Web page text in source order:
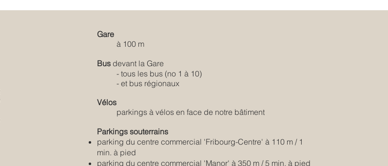
Gare
à 100 m
Bus devant la Gare
- tous les bus (no 1 à 10)
- et bus régionaux
Vélos
parkings à vélos en face de notre bâtiment
​Parkings souterrains
parking du centre commercial 'Fribourg-Centre' à 110 m / 1
min. à pied
parking du centre commercial 'Manor' à 350 m / 5 min. à pied​